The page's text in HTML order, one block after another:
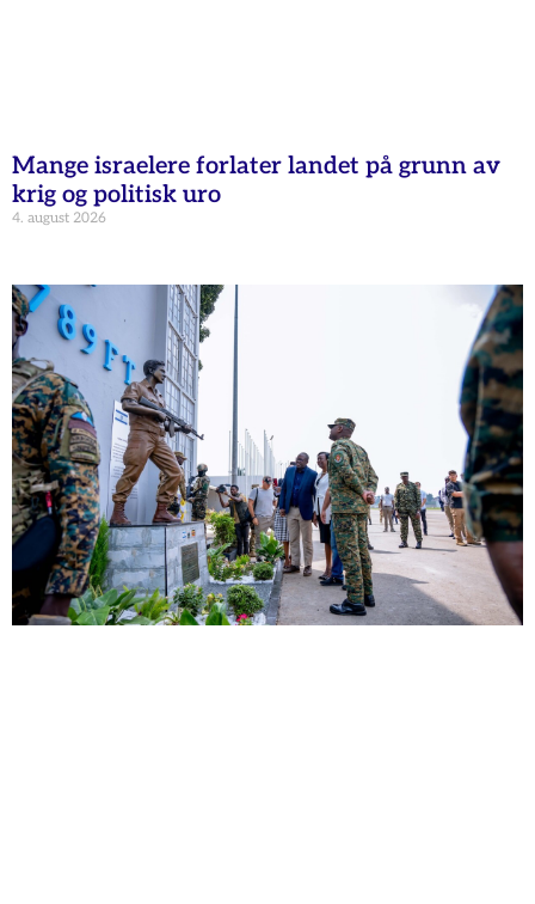
Mange israelere forlater landet på grunn av
krig og politisk uro
4. august 2026